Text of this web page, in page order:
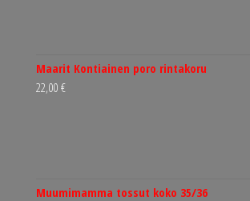
Maarit Kontiainen poro rintakoru
22,00 €
Muumimamma tossut koko 35/36